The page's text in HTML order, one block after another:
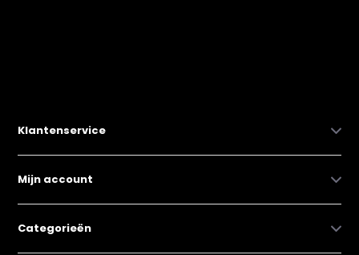
Klantenservice
Mijn account
Categorieën